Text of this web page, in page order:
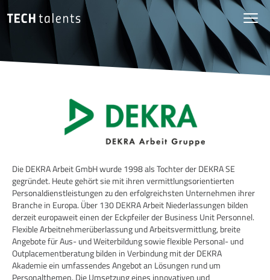
Die DEKRA Arbeit GmbH wurde 1998 als Tochter der DEKRA SE
gegründet. Heute gehört sie mit ihren vermittlungsorientierten
Personaldienstleistungen zu den erfolgreichsten Unternehmen ihrer
Branche in Europa. Über 130 DEKRA Arbeit Niederlassungen bilden
derzeit europaweit einen der Eckpfeiler der Business Unit Personnel.
Flexible Arbeitnehmerüberlassung und Arbeitsvermittlung, breite
Angebote für Aus- und Weiterbildung sowie flexible Personal- und
Outplacementberatung bilden in Verbindung mit der DEKRA
Akademie ein umfassendes Angebot an Lösungen rund um
Personalthemen. Die Umsetzung eines innovativen und